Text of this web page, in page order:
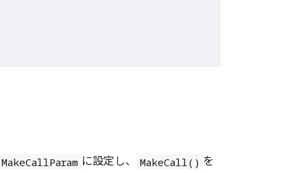
MakeCallParam に設定し、 MakeCall() を